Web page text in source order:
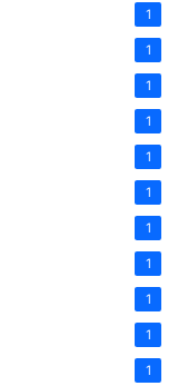
1
1
1
1
1
1
1
1
1
1
1